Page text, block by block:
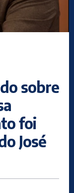
sobre
foi
José